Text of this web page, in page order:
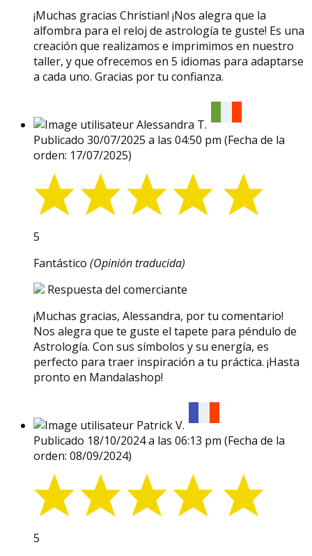
¡Muchas gracias Christian! ¡Nos alegra que la
alfombra para el reloj de astrología te guste! Es una
creación que realizamos e imprimimos en nuestro
taller, y que ofrecemos en 5 idiomas para adaptarse
a cada uno. Gracias por tu confianza.
Alessandra T.
Publicado 30/07/2025 a las 04:50 pm (Fecha de la
orden: 17/07/2025)
5
Fantástico (Opinión traducida)
Respuesta del comerciante
¡Muchas gracias, Alessandra, por tu comentario!
Nos alegra que te guste el tapete para péndulo de
Astrología. Con sus símbolos y su energía, es
perfecto para traer inspiración a tu práctica. ¡Hasta
pronto en Mandalashop!
Patrick V.
Publicado 18/10/2024 a las 06:13 pm (Fecha de la
orden: 08/09/2024)
5